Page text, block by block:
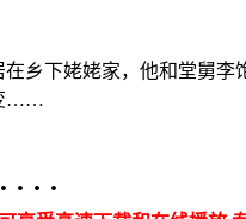
下姥姥家，他和堂舅李
……
· ·